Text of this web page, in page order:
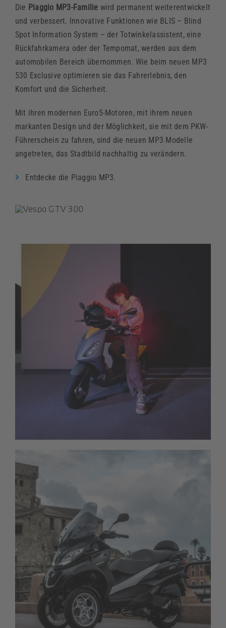
Die Piaggio MP3-Familie wird permanent weiterentwickelt
und verbessert. Innovative Funktionen wie BLIS – Blind
Spot Information System – der Totwinkelassistent, eine
Rückfahrkamera oder der Tempomat, werden aus dem
automobilen Bereich übernommen. Wie beim neuen MP3
530 Exclusive optimieren sie das Fahrerlebnis, den
Komfort und die Sicherheit.
Mit ihren modernen Euro5-Motoren, mit ihrem neuen
markanten Design und der Möglichkeit, sie mit dem PKW-
Führerschein zu fahren, sind die neuen MP3 Modelle
angetreten, das Stadtbild nachhaltig zu verändern.
Entdecke die Piaggio MP3.